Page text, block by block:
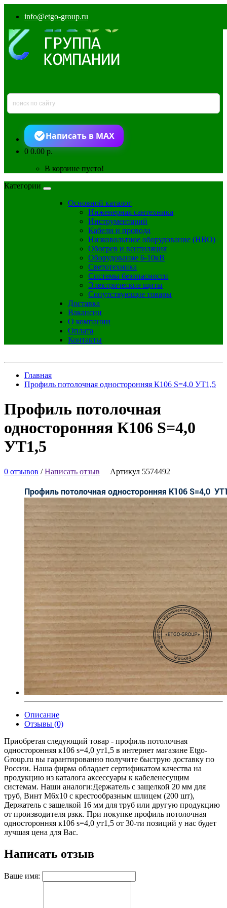
info@etgo-group.ru
Написать в MAX
00.00 р.
В корзине пусто!
Категории
Основной каталог
Инженерная сантехника
Инструментарий
Кабели и провода
Низковольтное оборудование (НВО)
Обогрев и вентиляция
Оборудование 6-10кВ
Светотехника
Системы безопасности
Электрические щиты
Сопутствующие товары
Доставка
Вакансии
О компании
Оплата
Контакты
Главная
Профиль потолочная односторонняя К106 S=4,0 УТ1,5
Профиль потолочная
односторонняя К106 S=4,0
УТ1,5
0 отзывов /Написать отзыв Артикул 5574492
Описание
Отзывы (0)
Приобретая следующий товар - профиль потолочная
односторонняя к106 s=4,0 ут1,5 в интернет магазине Etgo-
Group.ru вы гарантированно получите быструю доставку по
России. Наша фирма обладает сертификатом качества на
продукцию из каталога аксессуары к кабеленесущим
системам. Наши аналоги:Держатель с защелкой 20 мм для
труб, Винт М6х10 с крестообразным шлицем (200 шт),
Держатель с защелкой 16 мм для труб или другую продукцию
от производителя рзкк. При покупке профиль потолочная
односторонняя к106 s=4,0 ут1,5 от 30-ти позиций у нас будет
лучшая цена для Вас.
Написать отзыв
Ваше имя: